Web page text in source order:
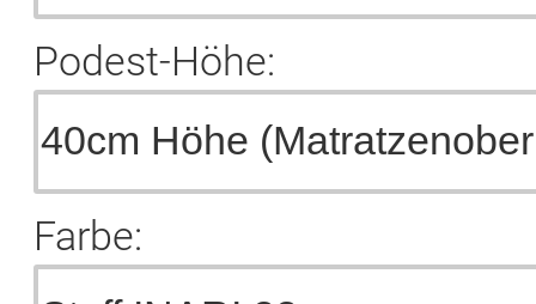
Podest-Höhe:
Farbe: